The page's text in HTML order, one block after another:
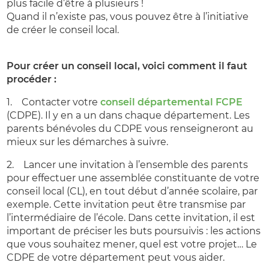
plus facile d’être à plusieurs !
Quand il n’existe pas, vous pouvez être à l’initiative
de créer le conseil local.
Pour créer un conseil local, voici comment il faut
procéder :
1. Contacter votreconseil départemental FCPE
(CDPE). Il y en a un dans chaque département. Les
parents bénévoles du CDPE vous renseigneront au
mieux sur les démarches à suivre.
2. Lancer une invitation à l’ensemble des parents
pour effectuer une assemblée constituante de votre
conseil local (CL), en tout début d’année scolaire, par
exemple. Cette invitation peut être transmise par
l’intermédiaire de l’école. Dans cette invitation, il est
important de préciser les buts poursuivis : les actions
que vous souhaitez mener, quel est votre projet… Le
CDPE de votre département peut vous aider.